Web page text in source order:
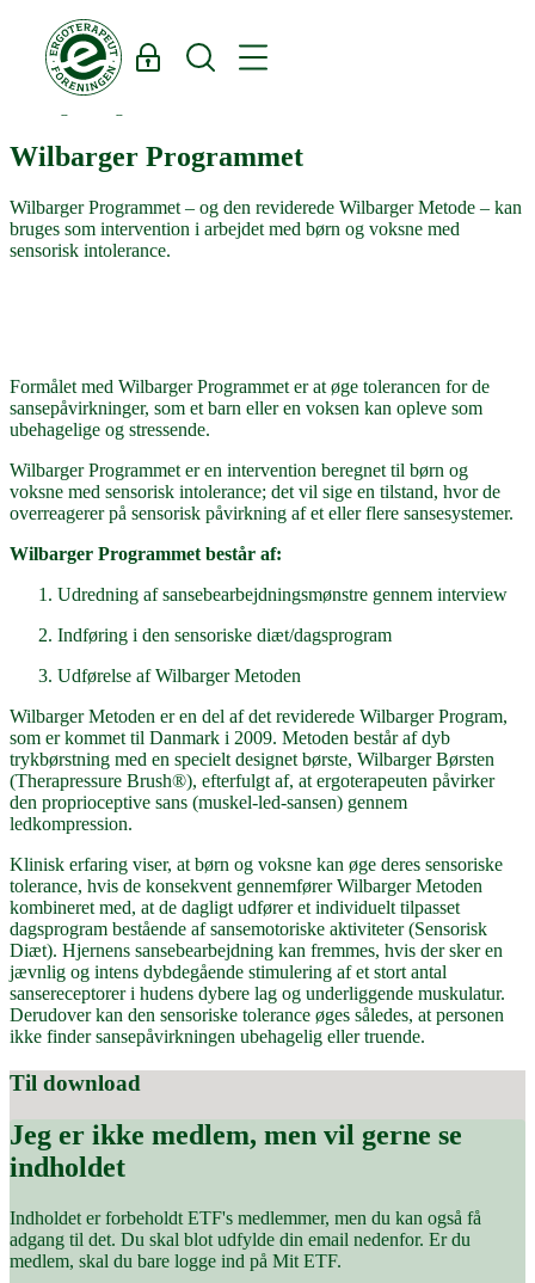
Log ind Søg
Wilbarger Programmet
Wilbarger Programmet – og den reviderede Wilbarger Metode – kan
bruges som intervention i arbejdet med børn og voksne med
sensorisk intolerance.
Formålet med Wilbarger Programmet er at øge tolerancen for de
sansepåvirkninger, som et barn eller en voksen kan opleve som
ubehagelige og stressende.
Wilbarger Programmet er en intervention beregnet til børn og
voksne med sensorisk intolerance; det vil sige en tilstand, hvor de
overreagerer på sensorisk påvirkning af et eller flere sansesystemer.
Wilbarger Programmet består af:
Udredning af sansebearbejdningsmønstre gennem interview
Indføring i den sensoriske diæt/dagsprogram
Udførelse af Wilbarger Metoden
Wilbarger Metoden er en del af det reviderede Wilbarger Program,
som er kommet til Danmark i 2009. Metoden består af dyb
trykbørstning med en specielt designet børste, Wilbarger Børsten
(Therapressure Brush®), efterfulgt af, at ergoterapeuten påvirker
den proprioceptive sans (muskel-led-sansen) gennem
ledkompression.
Klinisk erfaring viser, at børn og voksne kan øge deres sensoriske
tolerance, hvis de konsekvent gennemfører Wilbarger Metoden
kombineret med, at de dagligt udfører et individuelt tilpasset
dagsprogram bestående af sansemotoriske aktiviteter (Sensorisk
Diæt). Hjernens sansebearbejdning kan fremmes, hvis der sker en
jævnlig og intens dybdegående stimulering af et stort antal
sansereceptorer i hudens dybere lag og underliggende muskulatur.
Derudover kan den sensoriske tolerance øges således, at personen
ikke finder sansepåvirkningen ubehagelig eller truende.
Til download
Jeg er ikke medlem, men vil gerne se
indholdet
Indholdet er forbeholdt ETF's medlemmer, men du kan også få
adgang til det. Du skal blot udfylde din email nedenfor. Er du
medlem, skal du bare logge ind på Mit ETF.